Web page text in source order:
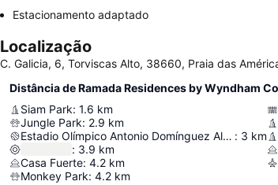
Estacionamento adaptado
Localização
C. Galicia, 6, Torviscas Alto, 38660, Praia das
Distância de Ramada Residences by Wyndham
Siam Park: 1.6 km
Jungle Park: 2.9 km
Estadio Olímpico Antonio Domínguez Alfonso : 3 km
: 3.9 km
Casa Fuerte: 4.2 km
Monkey Park: 4.2 km